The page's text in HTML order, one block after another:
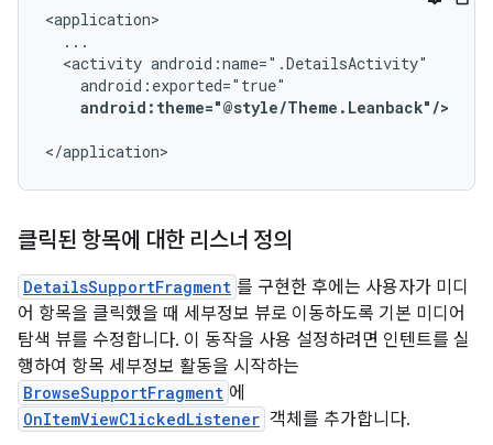
<activity
android:theme="@style/Theme.Leanback"/>
</application>
클릭된 항목에 대한 리스너 정의
DetailsSupportFragment 를 구현한 후에는 사용자가 미디
어 항목을 클릭했을 때 세부정보 뷰로 이동하도록 기본 미디어
탐색 뷰를 수정합니다. 이 동작을 사용 설정하려면 인텐트를 실
행하여 항목 세부정보 활동을 시작하는
BrowseSupportFragment 에
OnItemViewClickedListener 객체를 추가합니다.